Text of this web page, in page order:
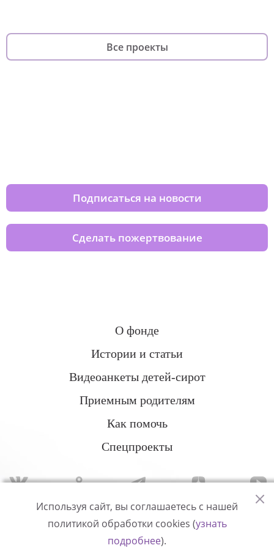
Все проекты
Подписаться на новости
Сделать пожертвование
О фонде
Истории и статьи
Видеоанкеты детей-сирот
Приемным родителям
Как помочь
Спецпроекты
Политика конфиденциальности
Используя сайт, вы соглашаетесь с нашей
политикой обработки cookies (узнать
подробнее).